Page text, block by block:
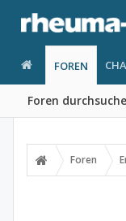
FOREN
Foren
Foren